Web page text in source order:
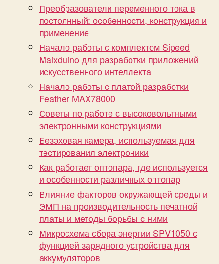
Преобразователи переменного тока в
постоянный: особенности, конструкция и
применение
Начало работы с комплектом Sipeed
Maixduino для разработки приложений
искусственного интеллекта
Начало работы с платой разработки
Feather MAX78000
Советы по работе с высоковольтными
электронными конструкциями
Безэховая камера, используемая для
тестирования электроники
Как работает оптопара, где используется
и особенности различных оптопар
Влияние факторов окружающей среды и
ЭМП на производительность печатной
платы и методы борьбы с ними
Микросхема сбора энергии SPV1050 с
функцией зарядного устройства для
аккумуляторов